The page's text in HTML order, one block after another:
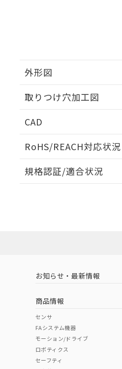
外形図
取りつけ穴加工図
CAD
RoHS/REACH対応状況
EU RoHS 注意事項・凡例
中国 RoHS 注意事項・凡例
中国 RoHS表
Pb Hg
規格認証/適合状況
お知らせ・最新情報
商品情報
センサ
FAシステム機器
モーション/ドライブ
ロボティクス
セーフティ